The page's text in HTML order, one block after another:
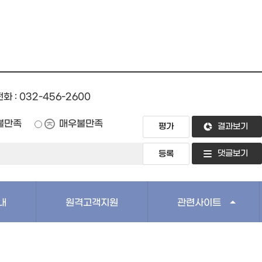
화 : 032-456-2600
만족 매우불만족 결과보기
댓글보기
원격고객지원 관련사이트